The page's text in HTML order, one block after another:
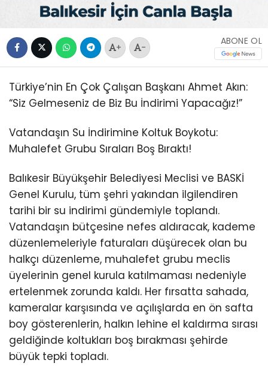
+ -
ABONE OL
Türkiye’nin En Çok Çalışan Başkanı Ahmet Akın:
“Siz Gelmeseniz de Biz Bu İndirimi Yapacağız!”
Vatandaşın Su İndirimine Koltuk Boykotu:
Muhalefet Grubu Sıraları Boş Bıraktı!
Balıkesir Büyükşehir Belediyesi Meclisi ve BASKİ
Genel Kurulu, tüm şehri yakından ilgilendiren
tarihi bir su indirimi gündemiyle toplandı.
Vatandaşın bütçesine nefes aldıracak, kademe
düzenlemeleriyle faturaları düşürecek olan bu
halkçı düzenleme, muhalefet grubu meclis
üyelerinin genel kurula katılmaması nedeniyle
ertelenmek zorunda kaldı. Her fırsatta sahada,
kameralar karşısında ve açılışlarda en ön safta
boy gösterenlerin, halkın lehine el kaldırma sırası
geldiğinde koltukları boş bırakması şehirde
büyük tepki topladı.